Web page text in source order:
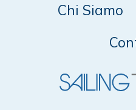
Chi Siamo